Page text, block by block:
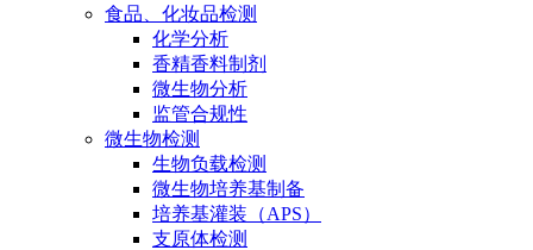
食品、化妆品检测
化学分析
香精香料制剂
微生物分析
监管合规性
微生物检测
生物负载检测
微生物培养基制备
培养基灌装（APS）
支原体检测